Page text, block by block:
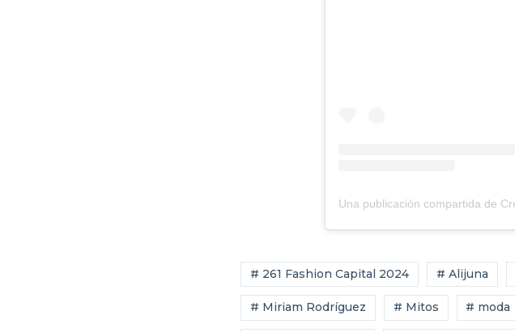
# 261 Fashion Capital 2024 # Alijuna
# Miriam Rodríguez # Mitos # moda